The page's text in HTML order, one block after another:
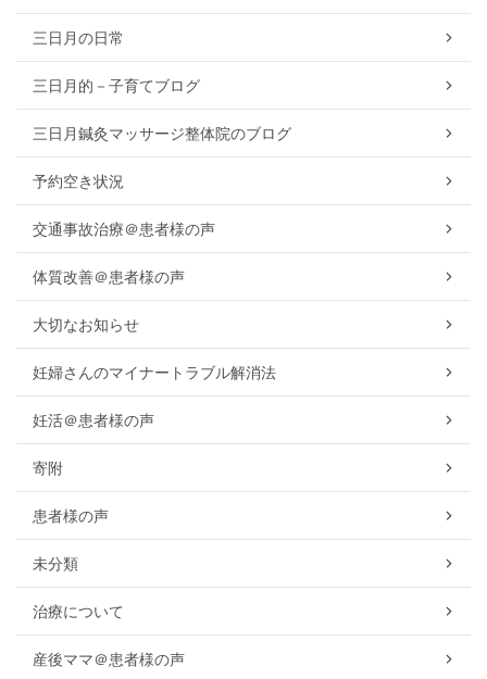
三日月の日常
三日月的－子育てブログ
三日月鍼灸マッサージ整体院のブログ
予約空き状況
交通事故治療＠患者様の声
体質改善＠患者様の声
大切なお知らせ
妊婦さんのマイナートラブル解消法
妊活＠患者様の声
寄附
患者様の声
未分類
治療について
産後ママ＠患者様の声